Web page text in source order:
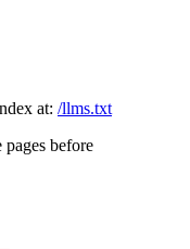
at: /llms.txt
before